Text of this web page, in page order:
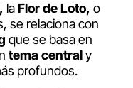
laFlor de Loto, o
se relaciona con
que se basa en
tema centraly
profundos.